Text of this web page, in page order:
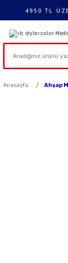
4950 TL
Anasayfa Ahşap